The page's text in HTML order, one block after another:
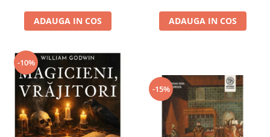
ADAUGA IN COS ADAUGA IN COS
-10%
-15%